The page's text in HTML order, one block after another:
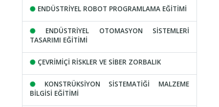
ENDÜSTRİYEL ROBOT PROGRAMLAMA EĞİTİMİ
ENDÜSTRİYEL OTOMASYON SİSTEMLERİ
TASARIMI EĞİTİMİ
ÇEVRİMİÇİ RİSKLER VE SİBER ZORBALIK
KONSTRÜKSİYON SİSTEMATİĞİ MALZEME
BİLGİSİ EĞİTİMİ